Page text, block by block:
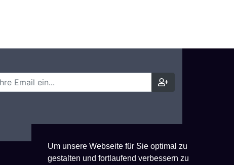
Um unsere Webseite für Sie optimal zu
gestalten und fortlaufend verbessern zu